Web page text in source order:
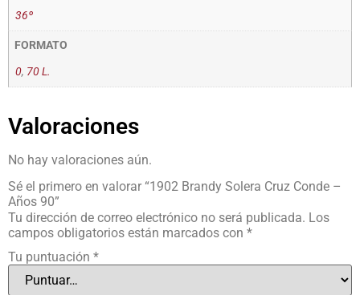
36º
FORMATO
0, 70 L.
Valoraciones
No hay valoraciones aún.
Sé el primero en valorar “1902 Brandy Solera Cruz Conde –
Años 90”
Tu dirección de correo electrónico no será publicada. Los
campos obligatorios están marcados con *
Tu puntuación *